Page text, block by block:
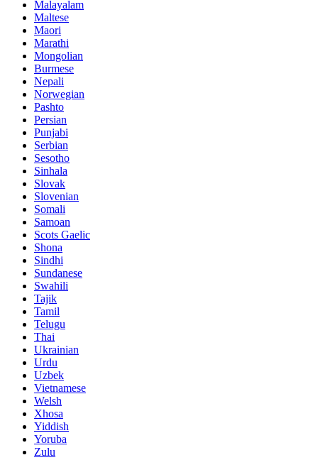
Malayalam
Maltese
Maori
Marathi
Mongolian
Burmese
Nepali
Norwegian
Pashto
Persian
Punjabi
Serbian
Sesotho
Sinhala
Slovak
Slovenian
Somali
Samoan
Scots Gaelic
Shona
Sindhi
Sundanese
Swahili
Tajik
Tamil
Telugu
Thai
Ukrainian
Urdu
Uzbek
Vietnamese
Welsh
Xhosa
Yiddish
Yoruba
Zulu